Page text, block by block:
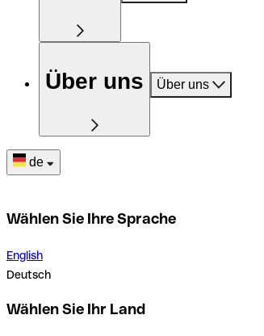
Über uns Über uns
de
Wählen Sie Ihre Sprache
English
Deutsch
Wählen Sie Ihr Land